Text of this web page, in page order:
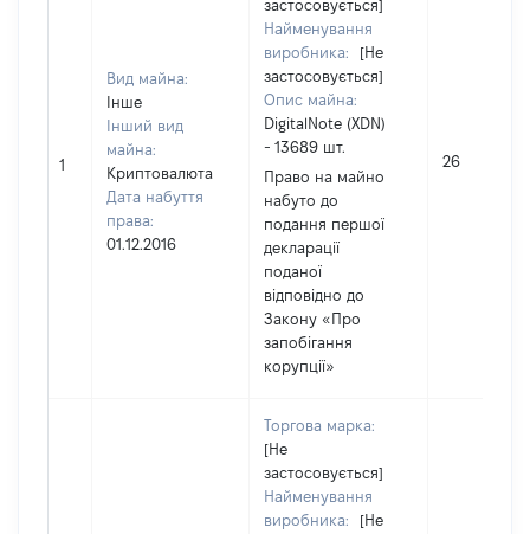
1
Вид майна:
Інше
Інший вид
майна:
Криптовалюта
Дата набуття
права:
01.12.2016
застосовується]
Найменування
виробника:
[Не
застосовується]
Опис майна:
DigitalNote (XDN)
- 13689 шт.
Право на майно
набуто до
подання першої
декларації
поданої
відповідно до
Закону «Про
запобігання
корупції»
26
Торгова марка:
[Не
застосовується]
Найменування
виробника:
[Не